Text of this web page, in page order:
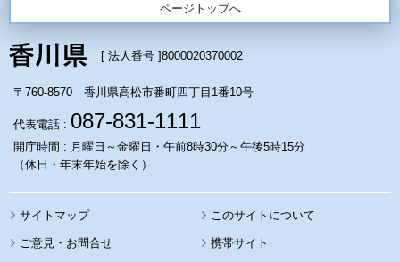
ページトップへ
[ 法人番号 ]8000020370002
〒760-8570 香川県高松市番町四丁目1番10号
代表電話 : 087-831-1111
開庁時間 : 月曜日～金曜日・午前8時30分～午後5時15分
（休日・年末年始を除く）
サイトマップ このサイトについて
携帯サイト